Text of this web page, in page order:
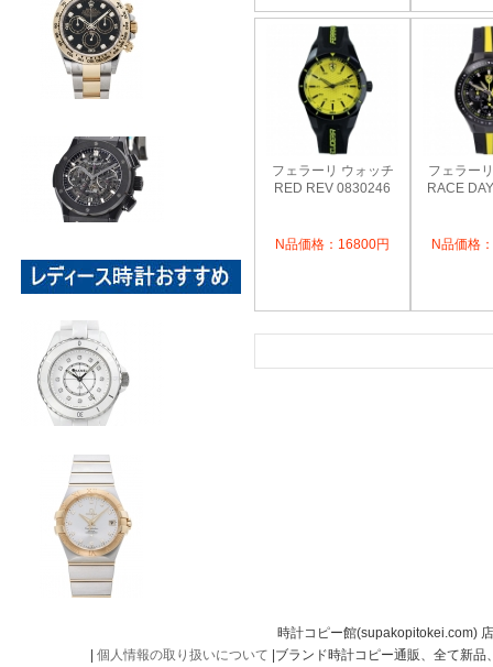
フェラーリ ウォッチ
RED REV 0830246
N品価格：16800円
フェラー
RACE
N品価格
時計コピー館(supakopitokei.com)
個人情報の取り扱いについて |ブランド時計コピー通販、全て新